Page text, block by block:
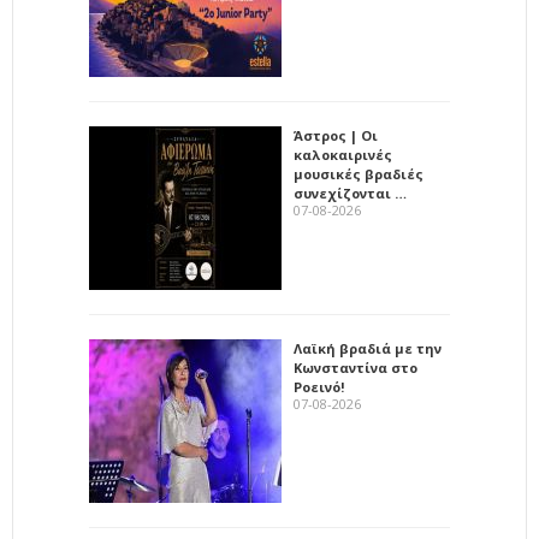
Άστρος | Οι
καλοκαιρινές
μουσικές βραδιές
συνεχίζονται …
07-08-2026
Λαϊκή βραδιά με την
Κωνσταντίνα στο
Ροεινό!
07-08-2026